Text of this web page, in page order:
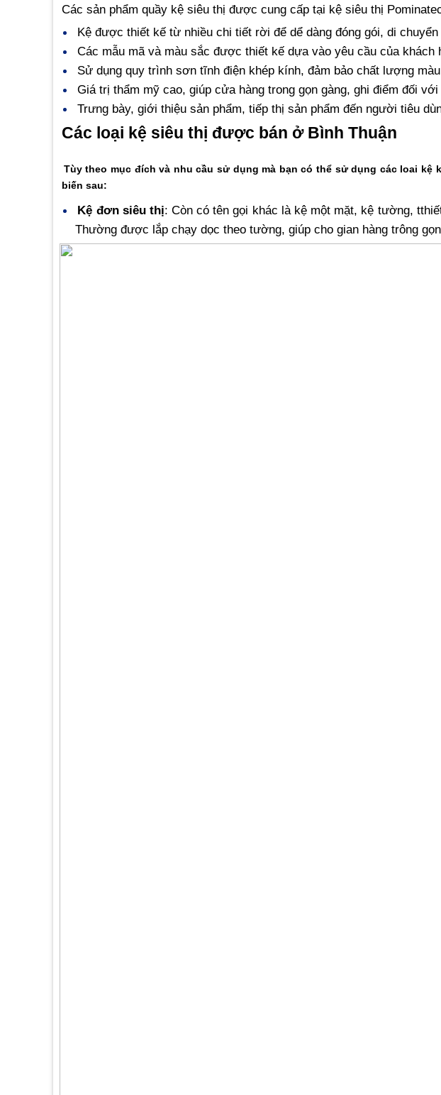
Các sản phẩm quầy kệ siêu thị được cung cấp tại kệ siêu thị
Kệ được thiết kế từ nhiều chi tiết rời để dể dàng đóng gói, di
Các mẫu mã và màu sắc được thiết kế dựa vào yêu cầu của khách
Sử dụng quy trình sơn tĩnh điện khép kính, đảm bảo chất lượng
Giá trị thẩm mỹ cao, giúp cửa hàng trong gọn gàng, ghi điểm đối với
Trưng bày, giới thiệu sản phẩm, tiếp thị sản phẩm đến người tiêu
Các loại kệ siêu thị được bán ở Bình Thuận
Tùy theo mục đích và nhu cầu sử dụng mà bạn có thể sử dụng các loai kệ
biến sau:
Kệ đơn siêu thị: Còn có tên gọi khác là kệ một mặt, kệ tường,
Thường được lắp chạy dọc theo tường, giúp cho gian hàng trông